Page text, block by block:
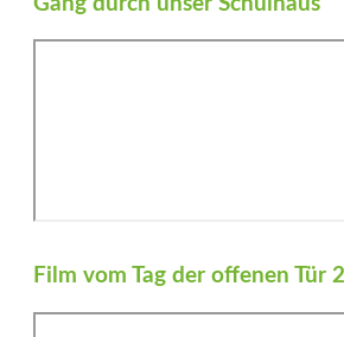
Film vom Tag der offenen Tür